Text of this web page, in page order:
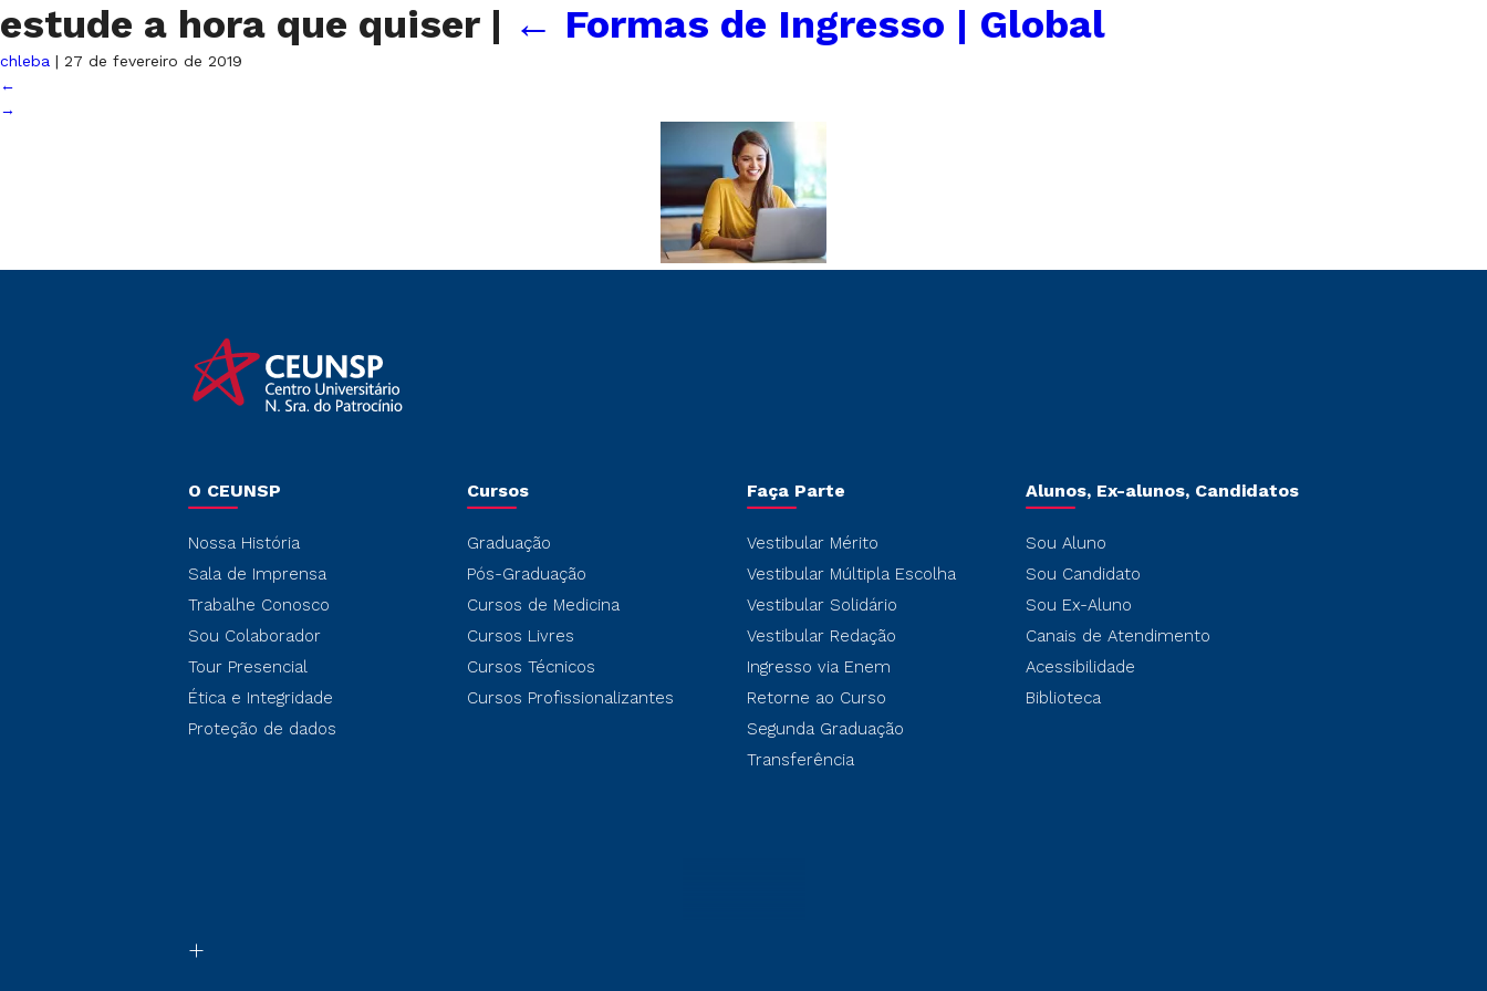
estude a hora que quiser | ← Formas de Ingresso | Global
chleba | 27 de fevereiro de 2019
←
→
O CEUNSP
Nossa História
Sala de Imprensa
Trabalhe Conosco
Sou Colaborador
Tour Presencial
Ética e Integridade
Proteção de dados
Cursos
Graduação
Pós-Graduação
Cursos de Medicina
Cursos Livres
Cursos Técnicos
Cursos Profissionalizantes
Faça Parte
Vestibular Mérito
Vestibular Múltipla Escolha
Vestibular Solidário
Vestibular Redação
Ingresso via Enem
Retorne ao Curso
Segunda Graduação
Transferência
Alunos, Ex-alunos, Candidatos
Sou Aluno
Sou Candidato
Sou Ex-Aluno
Canais de Atendimento
Acessibilidade
Biblioteca